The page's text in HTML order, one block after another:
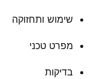
שימוש ותחזוקה
מפרט טכני
בדיקות